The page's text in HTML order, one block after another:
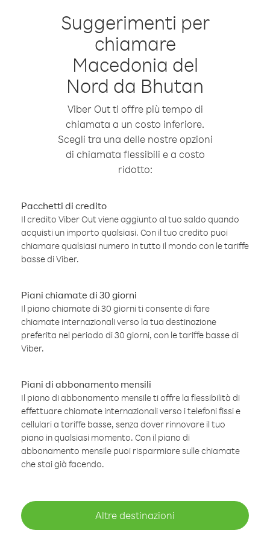
Suggerimenti per
chiamare
Macedonia del
Nord da Bhutan
Viber Out ti offre più tempo di
chiamata a un costo inferiore.
Scegli tra una delle nostre opzioni
di chiamata flessibili e a costo
ridotto:
Pacchetti di credito
Il credito Viber Out viene aggiunto al tuo saldo quando
acquisti un importo qualsiasi. Con il tuo credito puoi
chiamare qualsiasi numero in tutto il mondo con le tariffe
basse di Viber.
Piani chiamate di 30 giorni
Il piano chiamate di 30 giorni ti consente di fare
chiamate internazionali verso la tua destinazione
preferita nel periodo di 30 giorni, con le tariffe basse di
Viber.
Piani di abbonamento mensili
Il piano di abbonamento mensile ti offre la flessibilità di
effettuare chiamate internazionali verso i telefoni fissi e
cellulari a tariffe basse, senza dover rinnovare il tuo
piano in qualsiasi momento. Con il piano di
abbonamento mensile puoi risparmiare sulle chiamate
che stai già facendo.
Altre destinazioni